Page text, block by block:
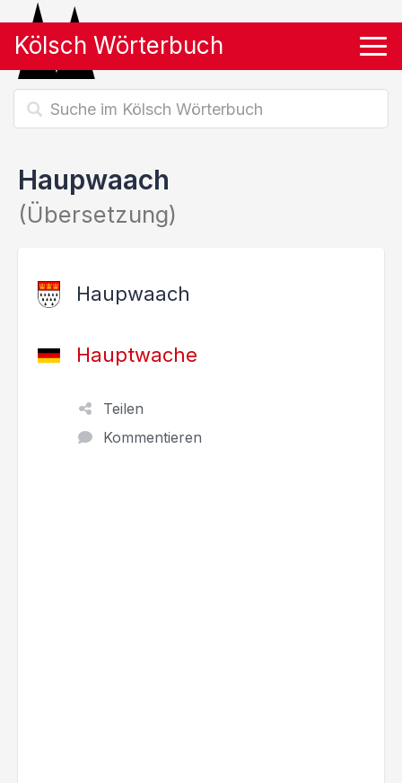
Kölsch Wörterbuch
Haupwaach
(Übersetzung)
Haupwaach
Hauptwache
Teilen
Kommentieren